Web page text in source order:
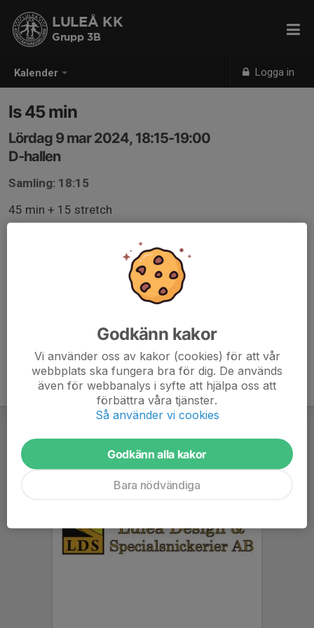
Kalender Logga in
LULEÅ KK
Grupp 3B
Is 45 min
Lördag 9 mar 2024, 18:15-19:00
D-hallen
Samling: 18:15
45 min + 15 stretch
Godkänn kakor
Vi använder oss av kakor (cookies) för att vår
webbplats ska fungera bra för dig. De används
även för webbanalys i syfte att hjälpa oss att
förbättra våra tjänster.
Så använder vi cookies
Godkänn alla kakor
Bara nödvändiga